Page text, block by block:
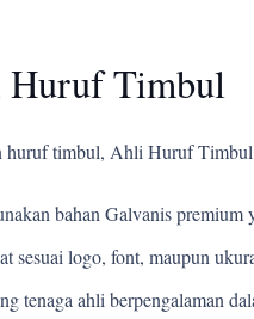
Huruf Timbul
huruf timbul, Ahli Huruf
bahan Galvanis premium
sesuai logo, font, maupun
tenaga ahli berpengalaman